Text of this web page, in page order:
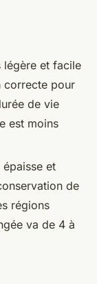
légère et facile
correcte pour
de vie
est moins
épaisse et
de
régions
va de 4 à